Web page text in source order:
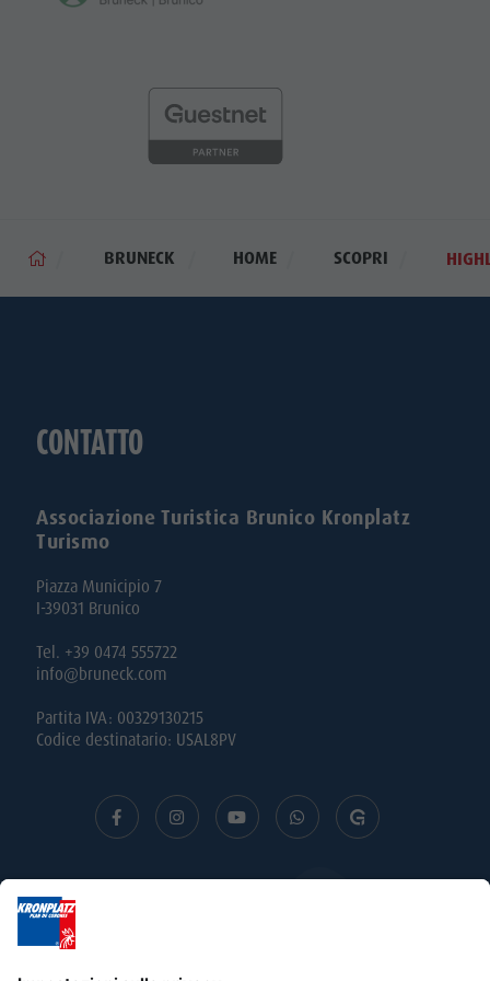
BRUNECK HOME SCOPRI
CONTATTO
Associazione Turistica Brunico Kronplatz
Turismo
Piazza Municipio 7
I-39031 Brunico
Tel. +39 0474 555722
info@bruneck.com
Partita IVA: 00329130215
Codice destinatario: USAL8PV